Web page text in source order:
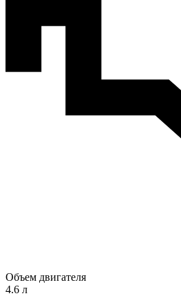
Объем двигателя
4.6 л